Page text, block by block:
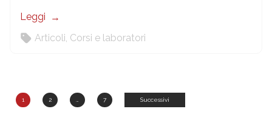
Leggi
Articoli Corsi e laboratori
Paginazione
1 2 7 Successivi